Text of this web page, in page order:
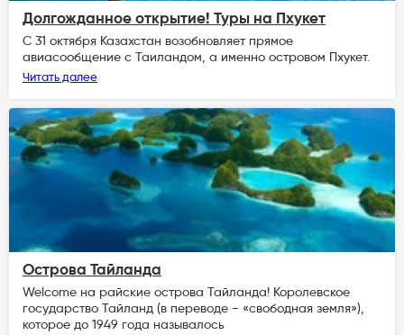
Долгожданное открытие! Туры на Пхукет
С 31 октября Казахстан возобновляет прямое
авиасообщение с Таиландом, а именно островом Пхукет.
Читать далее
Острова Тайланда
Welcome на райские острова Тайланда! Королевское
государство Тайланд (в переводе − «свободная земля»),
которое до 1949 года называлось